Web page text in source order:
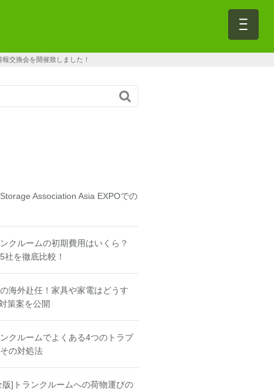
交換会を開催致しました！

Association Asia EXPOでの
ンクルームの初期費用はいくら？
社を徹底比較！
海外赴任！家具や家電はどうす
策案を公開
ンクルームでよくある4つのトラブ
の対処法
版]トランクルームへの荷物運びの